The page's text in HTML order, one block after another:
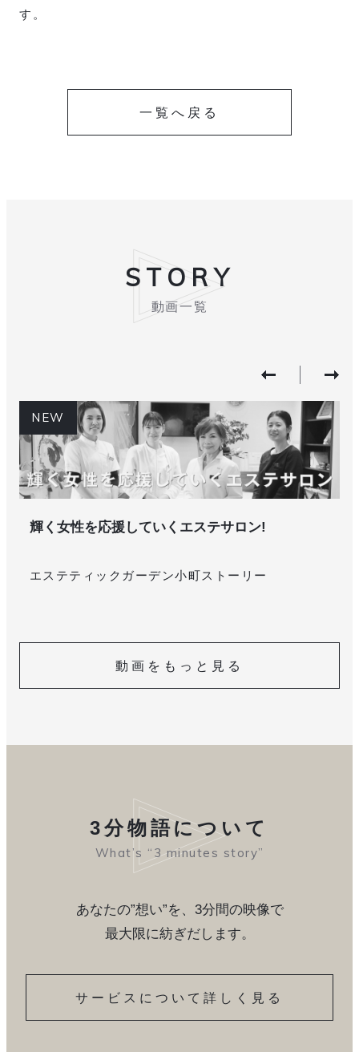
す。
一覧へ戻る
STORY
動画一覧
NEW
輝く女性を応援していくエステサロン!
エステティックガーデン小町ストーリー
動画をもっと見る
3分物語について
What’s “3 minutes story”
あなたの”想い”を、3分間の映像で
最大限に紡ぎだします。
サービスについて詳しく見る